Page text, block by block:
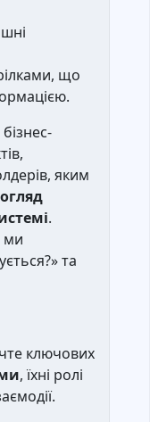
що
яким
.
ми
та
ключових
, їхні ролі